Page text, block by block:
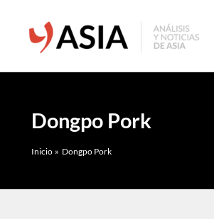
contenido
Dongpo Pork
Inicio Dongpo Pork